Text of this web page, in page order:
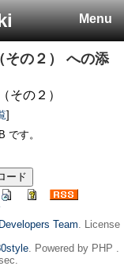
Menu
の２）
への添
その２）
]
です。
Team. License
. Powered by PHP .